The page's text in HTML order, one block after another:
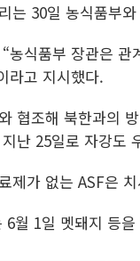
는 30일 농식품부
농식품부 장관은
라고 지시했다.
협조해 북한과의
난 25일로 자강도
제가 없는 ASF은
6월 1일 멧돼지 등